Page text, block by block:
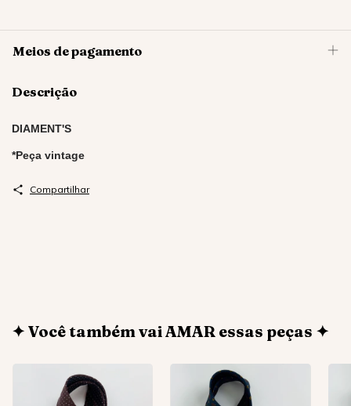
Meios de pagamento
Descrição
DIAMENT'S
*Peça vintage
Compartilhar
✦ Você também vai AMAR essas peças ✦